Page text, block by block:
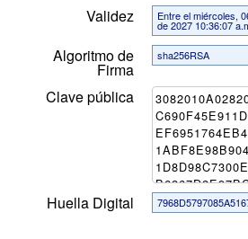
Validez Entre el miércoles,
de 2027 10:36:07
Algoritmo de
Firma
sha256RSA
Clave pública
Huella Digital